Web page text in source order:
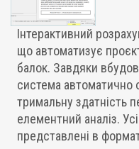
Інтерактивний
що автоматизує
балок. Завдяки
система автоматично
тримальну здатність
елементний аналіз.
представлені в